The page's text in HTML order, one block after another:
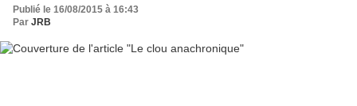
Publié le 16/08/2015 à 16:43
Par JRB